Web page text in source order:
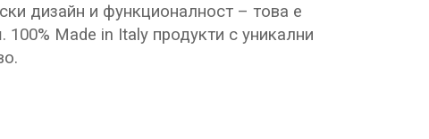
дизайн и функционалност – това е
. 100% Made in Italy продукти с уникални